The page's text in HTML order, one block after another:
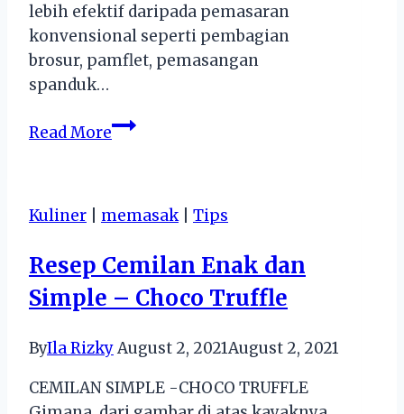
lebih efektif daripada pemasaran
konvensional seperti pembagian
brosur, pamflet, pemasangan
spanduk…
Read MoreSearch
Cocok
Bisnis
Kuliner memasak| Tips
Resep Cemilan Enak dan
Simple – Choco Truffle
ByIla RizkyAugust 2, 2021August 2, 2021
CEMILAN SIMPLE -CHOCO TRUFFLE